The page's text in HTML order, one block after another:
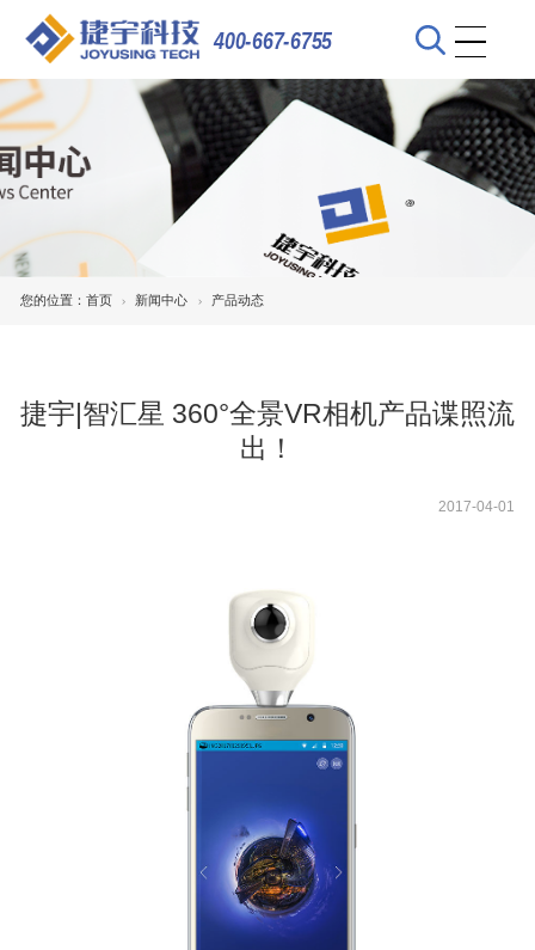
400-667-6755
您的位置： 首页 新闻中心 产品动态
捷宇|智汇星 360°全景VR相机产品谍照流
出！
2017-04-01